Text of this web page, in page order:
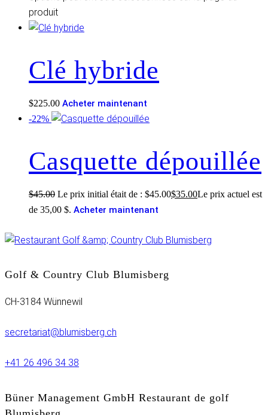
produit
Clé hybride
$225.00 Acheter maintenant
-22%
Casquette dépouillée
$45.00 Le prix initial était de : $45.00$35.00Le prix actuel est
de 35,00 $. Acheter maintenant
Golf & Country Club Blumisberg
CH-3184 Wünnewil
secretariat@blumisberg.ch
+41 26 496 34 38
Büner Management GmbH Restaurant de golf